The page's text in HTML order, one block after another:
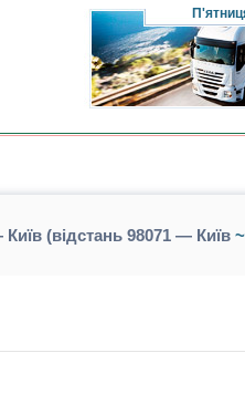
(відстань 98071 — Київ~